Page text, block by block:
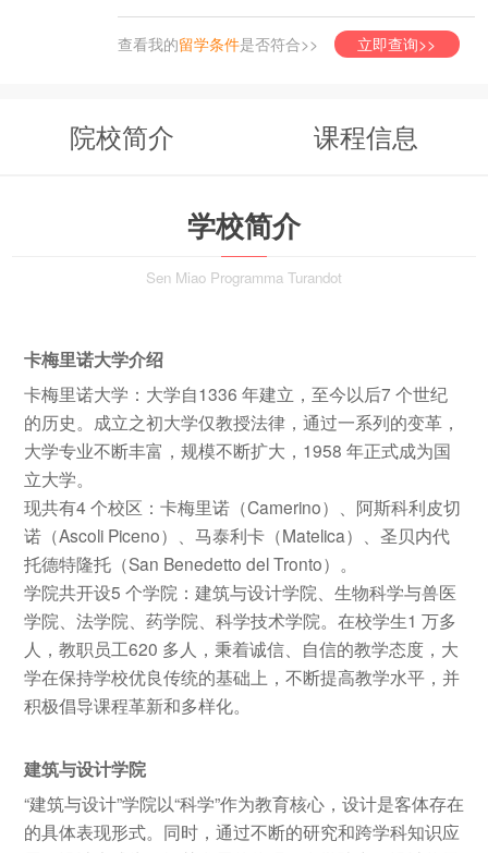
查看我的留学条件是否符合>> 立即查询>>
院校简介 课程信息
学校简介
Sen Miao Programma Turandot
卡梅里诺大学介绍
卡梅里诺大学：大学自1336 年建立，至今以后7 个世纪
的历史。成立之初大学仅教授法律，通过一系列的变革，
大学专业不断丰富，规模不断扩大，1958 年正式成为国
立大学。
现共有4 个校区：卡梅里诺（Camerino）、阿斯科利皮切
诺（Ascoli Piceno）、马泰利卡（Matelica）、圣贝内代
托德特隆托（San Benedetto del Tronto）。
学院共开设5 个学院：建筑与设计学院、生物科学与兽医
学院、法学院、药学院、科学技术学院。在校学生1 万多
人，教职员工620 多人，秉着诚信、自信的教学态度，大
学在保持学校优良传统的基础上，不断提高教学水平，并
积极倡导课程革新和多样化。
建筑与设计学院
“建筑与设计”学院以“科学”作为教育核心，设计是客体存在
的具体表现形式。同时，通过不断的研究和跨学科知识应